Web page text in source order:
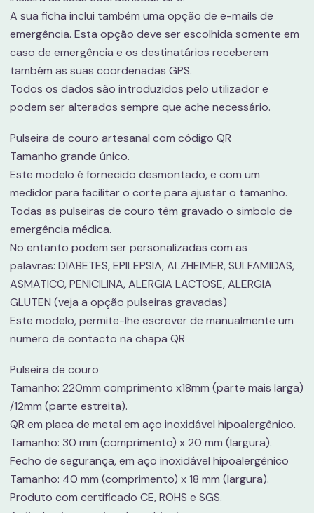
A sua ficha inclui também uma opção de e-mails de
emergência. Esta opção deve ser escolhida somente em
caso de emergência e os destinatários receberem
também as suas coordenadas GPS.
Todos os dados são introduzidos pelo utilizador e
podem ser alterados sempre que ache necessário.
Pulseira de couro artesanal com código QR
Tamanho grande único.
Este modelo é fornecido desmontado, e com um
medidor para facilitar o corte para ajustar o tamanho.
Todas as pulseiras de couro têm gravado o simbolo de
emergência médica.
No entanto podem ser personalizadas com as
palavras: DIABETES, EPILEPSIA, ALZHEIMER, SULFAMIDAS,
ASMATICO, PENICILINA, ALERGIA LACTOSE, ALERGIA
GLUTEN (veja a opção pulseiras gravadas)
Este modelo, permite-lhe escrever de manualmente um
numero de contacto na chapa QR
Pulseira de couro
Tamanho: 220mm comprimento x18mm (parte mais larga)
/12mm (parte estreita).
QR em placa de metal em aço inoxidável hipoalergênico.
Tamanho: 30 mm (comprimento) x 20 mm (largura).
Fecho de segurança, em aço inoxidável hipoalergênico
Tamanho: 40 mm (comprimento) x 18 mm (largura).
Produto com certificado CE, ROHS e SGS.